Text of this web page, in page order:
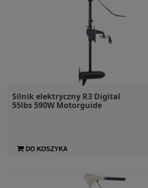
Silnik elektryczny R3 Digital
55lbs 590W Motorguide
DO KOSZYKA